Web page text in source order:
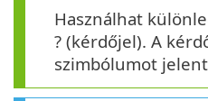
Használhat
? (kérdőjel). A
szimbólumot